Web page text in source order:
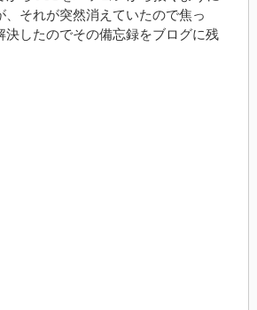
、それが突然消えていたので焦っ
決したのでその備忘録をブログに残